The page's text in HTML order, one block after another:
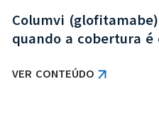
Columvi
quando a cobertura
VER CONTEÚDO